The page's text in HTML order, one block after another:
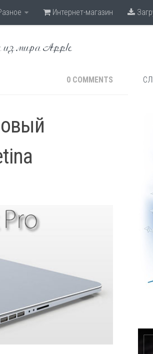
Интернет-магазин
из мира Apple
0 COMMENTS